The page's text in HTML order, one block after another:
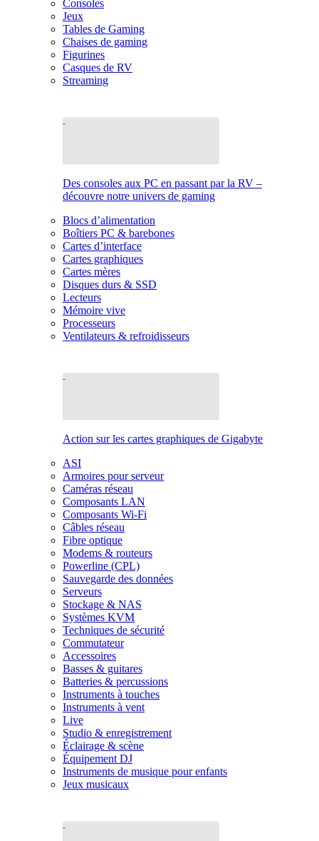
Consoles
Jeux
Tables de Gaming
Chaises de gaming
Figurines
Casques de RV
Streaming
Des consoles aux PC en passant par la RV –
découvre notre univers de gaming
Blocs d’alimentation
Boîtiers PC & barebones
Cartes d’interface
Cartes graphiques
Cartes mères
Disques durs & SSD
Lecteurs
Mémoire vive
Processeurs
Ventilateurs & refroidisseurs
Action sur les cartes graphiques de Gigabyte
ASI
Armoires pour serveur
Caméras réseau
Composants LAN
Composants Wi-Fi
Câbles réseau
Fibre optique
Modems & routeurs
Powerline (CPL)
Sauvegarde des données
Serveurs
Stockage & NAS
Systèmes KVM
Techniques de sécurité
Commutateur
Accessoires
Basses & guitares
Batteries & percussions
Instruments à touches
Instruments à vent
Live
Studio & enregistrement
Éclairage & scène
Équipement DJ
Instruments de musique pour enfants
Jeux musicaux